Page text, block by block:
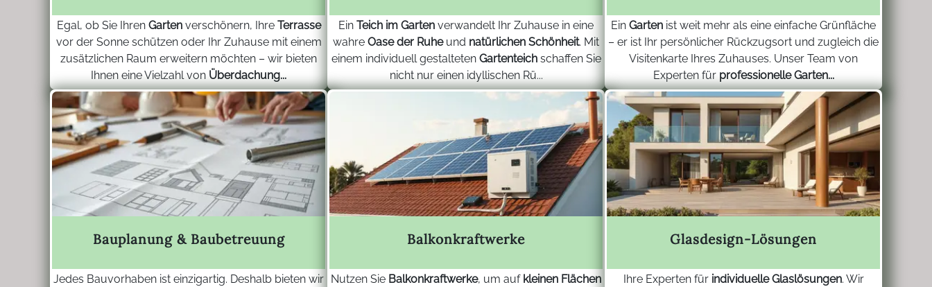
Egal, ob Sie Ihren Gartenverschönern, Ihre Terrasse
vor der Sonne schützen oder Ihr Zuhause mit einem
zusätzlichen Raum erweitern möchten – wir bieten
Ihnen eine Vielzahl von Überdachung...
Ein Teich im Garten verwandelt Ihr Zuhause in eine
wahre Oase der Ruheund natürlichen Schönheit. Mit
einem individuell gestalteten Gartenteichschaffen Sie
nicht nur einen idyllischen Rü...
Ein Garten ist weit mehr als eine einfache Grünfläche
– er ist Ihr persönlicher Rückzugsort und zugleich die
Visitenkarte Ihres Zuhauses. Unser Team von
Experten für professionelle Garten...
Bauplanung & Baubetreuung
Jedes Bauvorhaben ist einzigartig. Deshalb bieten wir
Balkonkraftwerke
Nutzen Sie Balkonkraftwerke, um auf kleinen Flächen
Glasdesign-Lösungen
Ihre Experten für individuelle Glaslösungen. Wir